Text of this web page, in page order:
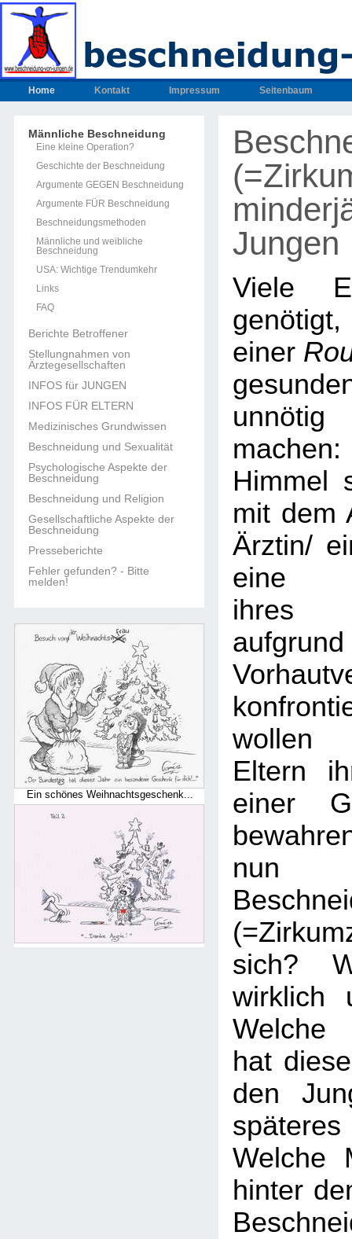
Home Kontakt Impressum Seitenbaum
Männliche Beschneidung
Eine kleine Operation?
Geschichte der Beschneidung
Argumente GEGEN Beschneidung
Argumente FÜR Beschneidung
Beschneidungsmethoden
Männliche und weibliche
Beschneidung
USA: Wichtige Trendumkehr
Links
FAQ
Berichte Betroffener
Stellungnahmen von
Ärztegesellschaften
INFOS für JUNGEN
INFOS FÜR ELTERN
Medizinisches Grundwissen
Beschneidung und Sexualität
Psychologische Aspekte der
Beschneidung
Beschneidung und Religion
Gesellschaftliche Aspekte der
Beschneidung
Presseberichte
Fehler gefunden? - Bitte
melden!
Ein schönes Weihnachtsgeschenk...
Jungen
Viele
einer
Himmel
mit dem
Ärztin/
eine
ihres
wollen
Eltern
einer
nun
sich?
wirklich
Welche
hat
den
Welche
hinter